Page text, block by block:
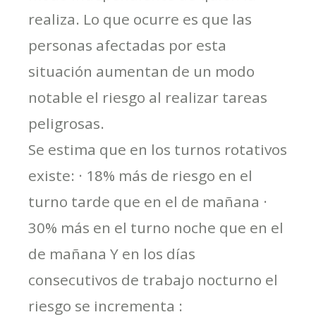
realiza. Lo que ocurre es que las
personas afectadas por esta
situación aumentan de un modo
notable el riesgo al realizar tareas
peligrosas.
Se estima que en los turnos rotativos
existe: · 18% más de riesgo en el
turno tarde que en el de mañana ·
30% más en el turno noche que en el
de mañana Y en los días
consecutivos de trabajo nocturno el
riesgo se incrementa :